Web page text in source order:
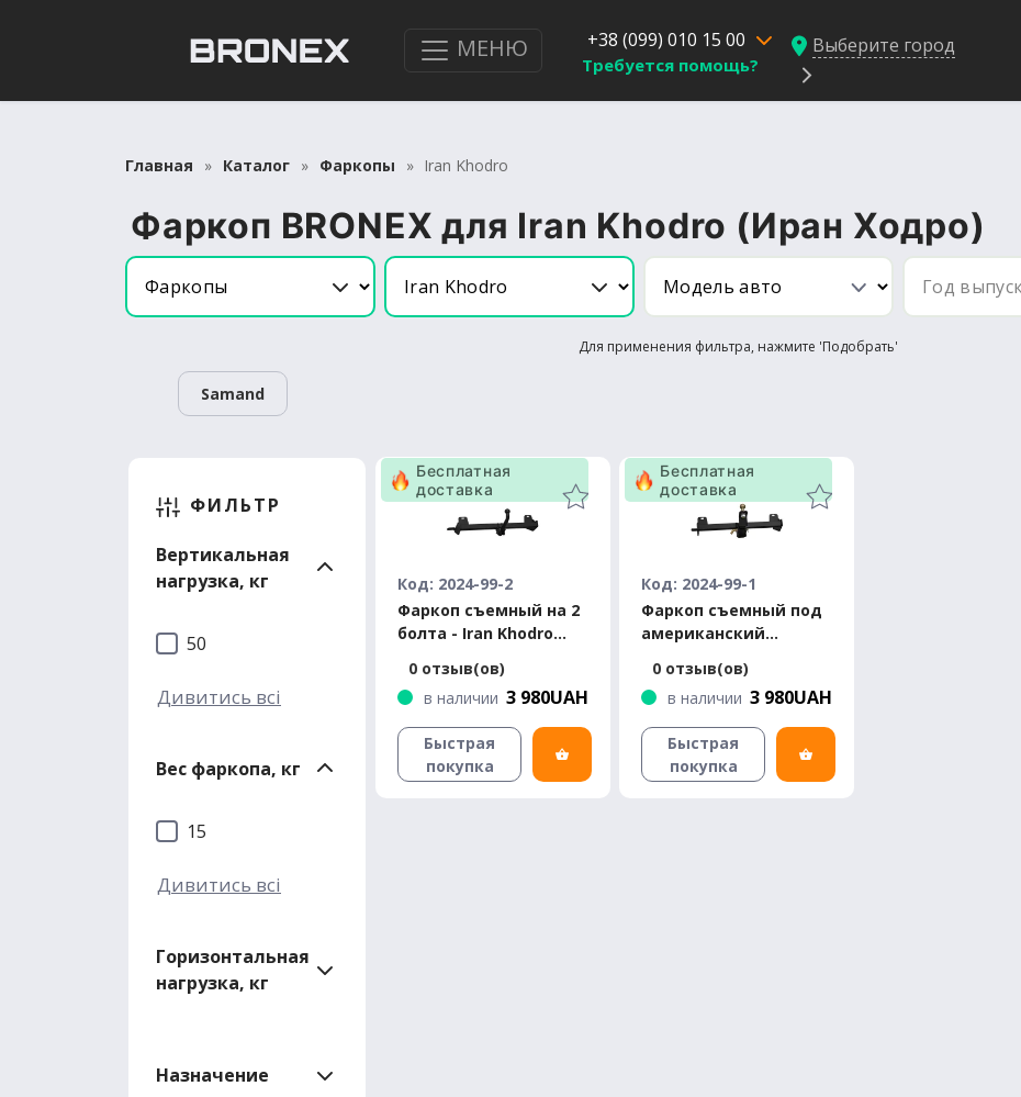
МЕНЮ +38 (099) 010 15 00
Требуется помощь?
Выберите город
Главная Каталог Фаркопы Iran Khodro
Фаркоп BRONEX для Iran Khodro (Иран Ходро)
Для применения фильтра, нажмите 'Подобрать'
Samand
ФИЛЬТР
Вертикальная
нагрузка, кг
50
Дивитись всі
Вес фаркопа, кг
15
Дивитись всі
Горизонтальная
нагрузка, кг
Назначение
Код: 2024-99-2
Фаркоп съемный на 2
болта - Iran Khodro
0 отзыв(ов)
в наличии 3 980UAH
Бесплатная
доставка
Быстрая
покупка
Код: 2024-99-1
Фаркоп съемный под
американский
Samand седан 2002-
0 отзыв(ов)
в наличии 3 980UAH
Бесплатная
доставка
Быстрая
покупка